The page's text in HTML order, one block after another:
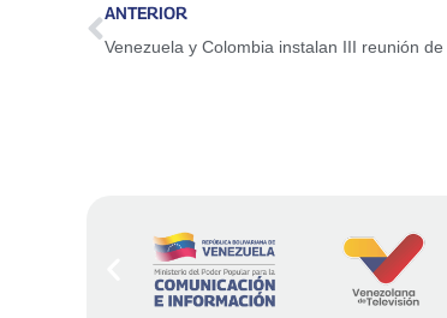
ANTERIOR
Venezuela y Colombia instalan III reunión